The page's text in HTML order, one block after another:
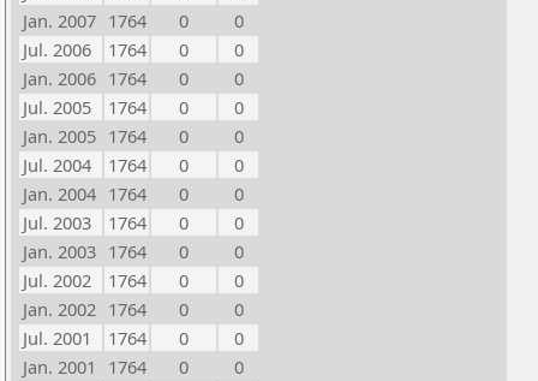
Jan. 2007 1764 0
0
Jul. 2006
1764 0
0
Jan. 2006 1764 0
0
Jul. 2005
1764 0
0
Jan. 2005 1764 0
0
Jul. 2004
1764 0
0
Jan. 2004 1764 0
0
Jul. 2003
1764 0
0
Jan. 2003 1764 0
0
Jul. 2002
1764 0
0
Jan. 2002 1764 0
0
Jul. 2001
1764 0
0
Jan. 2001
1764 0
0